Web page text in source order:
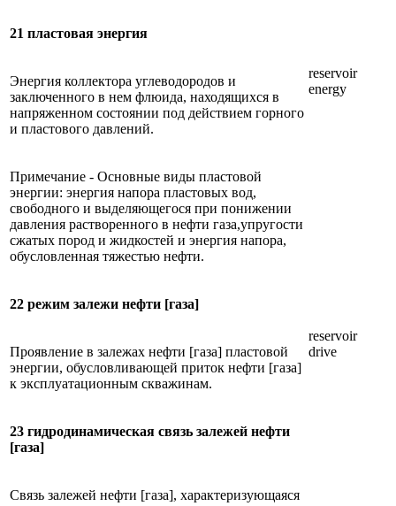
21 пластовая энергия
reservoir
energy
Энергия коллектора углеводородов и
заключенного в нем флюида, находящихся в
напряженном состоянии под действием горного
и пластового давлений.
Примечание - Основные виды пластовой
энергии: энергия напора пластовых вод,
свободного и выделяющегося при понижении
давления растворенного в нефти газа,упругости
сжатых пород и жидкостей и энергия напора,
обусловленная тяжестью нефти.
22 режим залежи нефти [газа]
reservoir
drive
Проявление в залежах нефти [газа] пластовой
энергии, обусловливающей приток нефти [газа]
к эксплуатационным скважинам.
23 гидродинамическая связь залежей нефти
[газа]
Связь залежей нефти [газа], характеризующаяся